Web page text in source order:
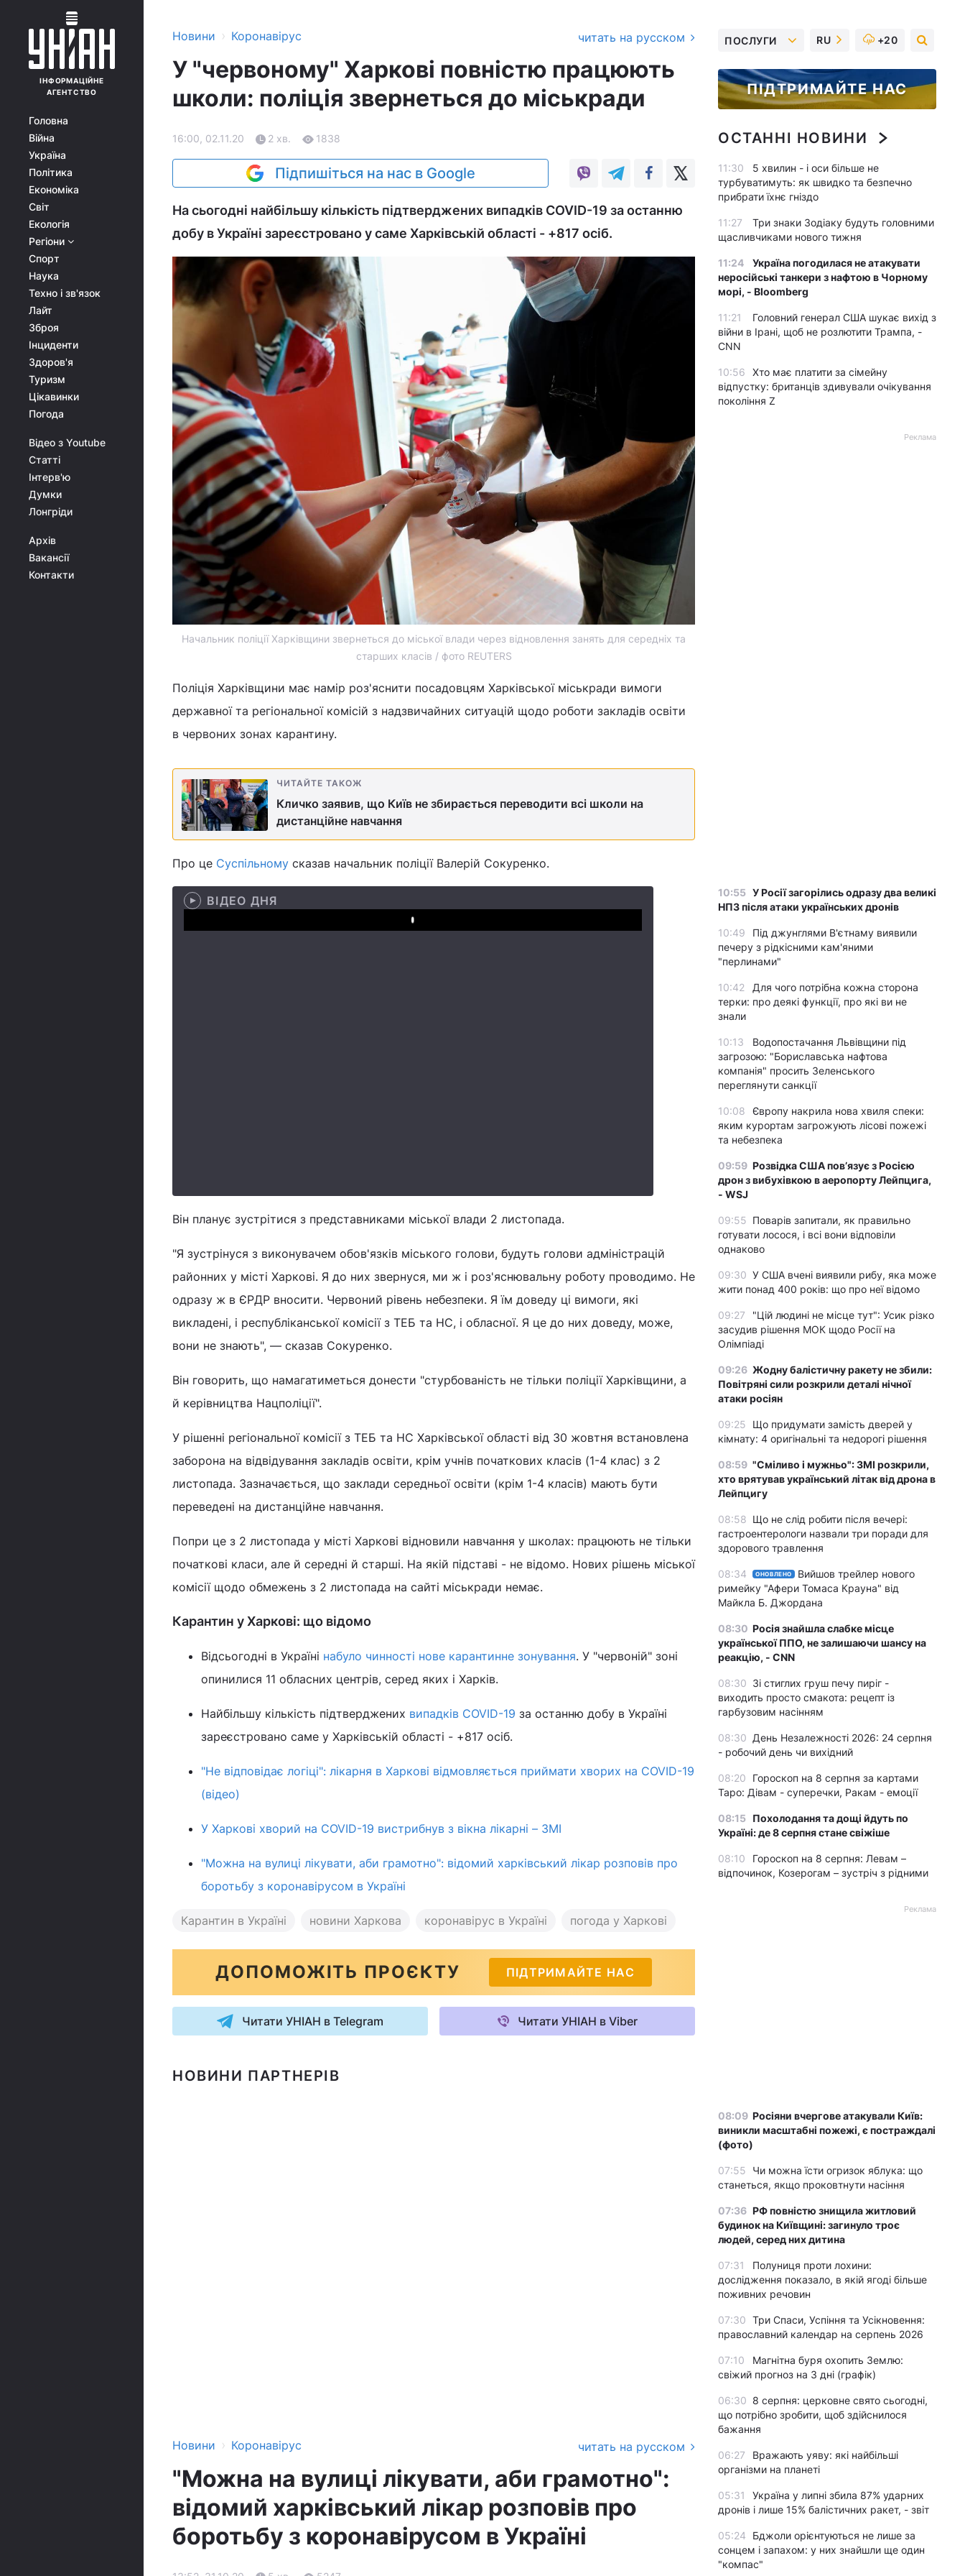
ІНФОРМАЦІЙНЕ
АГЕНТСТВО
Головна
Війна
Україна
Політика
Економіка
Світ
Екологія
Регіони
Спорт
Наука
Техно і зв'язок
Лайт
Зброя
Інциденти
Здоров'я
Туризм
Цікавинки
Погода
Відео з Youtube
Статті
Інтерв'ю
Думки
Лонгріди
Архів
Вакансії
Контакти
Новини › Коронавірус читать на русском
У "червоному" Харкові повністю працюють
школи: поліція звернеться до міськради
16:00, 02.11.20 2 хв. 1838
Підпишіться на нас в Google
На сьогодні найбільшу кількість підтверджених випадків COVID-19 за останню
добу в Україні зареєстровано у саме Харківській області - +817 осіб.
Начальник поліції Харківщини звернеться до міської влади через відновлення занять для середніх та
старших класів / фото REUTERS
Поліція Харківщини має намір роз'яснити посадовцям Харківської міськради вимоги
державної та регіональної комісій з надзвичайних ситуацій щодо роботи закладів освіти
в червоних зонах карантину.
ЧИТАЙТЕ ТАКОЖ
Кличко заявив, що Київ не збирається переводити всі школи на
дистанційне навчання
Про це Суспільному сказав начальник поліції Валерій Сокуренко.
ВІДЕО ДНЯ
Play
Він планує зустрітися з представниками міської влади 2 листопада.
"Я зустрінуся з виконувачем обов'язків міського голови, будуть голови адміністрацій
районних у місті Харкові. Я до них звернуся, ми ж і роз'яснювальну роботу проводимо. Не
одразу ж в ЄРДР вносити. Червоний рівень небезпеки. Я їм доведу ці вимоги, які
викладені, і республіканської комісії з ТЕБ та НС, і обласної. Я це до них доведу, може,
вони не знають", — сказав Сокуренко.
Він говорить, що намагатиметься донести "стурбованість не тільки поліції Харківщини, а
й керівництва Нацполіції".
У рішенні регіональної комісії з ТЕБ та НС Харківської області від 30 жовтня встановлена
заборона на відвідування закладів освіти, крім учнів початкових класів (1-4 клас) з 2
листопада. Зазначається, що заклади середньої освіти (крім 1-4 класів) мають бути
переведені на дистанційне навчання.
Попри це з 2 листопада у місті Харкові відновили навчання у школах: працюють не тільки
початкові класи, але й середні й старші. На якій підставі - не відомо. Нових рішень міської
комісії щодо обмежень з 2 листопада на сайті міськради немає.
Карантин у Харкові: що відомо
Відсьогодні в Україні набуло чинності нове карантинне зонування. У "червоній" зоні
опинилися 11 обласних центрів, серед яких і Харків.
Найбільшу кількість підтверджених випадків COVID-19 за останню добу в Україні
зареєстровано саме у Харківській області - +817 осіб.
"Не відповідає логіці": лікарня в Харкові відмовляється приймати хворих на COVID-19
(відео)
У Харкові хворий на COVID-19 вистрибнув з вікна лікарні – ЗМІ
"Можна на вулиці лікувати, аби грамотно": відомий харківський лікар розповів про
боротьбу з коронавірусом в Україні
Карантин в Україні новини Харкова коронавірус в Україні погода у Харкові
ДОПОМОЖІТЬ ПРОЄКТУ ПІДТРИМАЙТЕ НАС
Читати УНІАН в Telegram Читати УНІАН в Viber
НОВИНИ ПАРТНЕРІВ
Новини › Коронавірус читать на русском
"Можна на вулиці лікувати, аби грамотно":
відомий харківський лікар розповів про
боротьбу з коронавірусом в Україні
ПОСЛУГИ RU +20
ПІДТРИМАЙТЕ НАС
ОСТАННІ НОВИНИ
11:30
5 хвилин - і оси більше не
турбуватимуть: як швидко та безпечно
прибрати їхнє гніздо
11:27
Три знаки Зодіаку будуть головними
щасливчиками нового тижня
11:24
Україна погодилася не атакувати
неросійські танкери з нафтою в Чорному
морі, - Bloomberg
11:21
Головний генерал США шукає вихід з
війни в Ірані, щоб не розлютити Трампа, -
CNN
10:56
Хто має платити за сімейну
відпустку: британців здивували очікування
покоління Z
Реклама
10:55 У Росії загорілись одразу два великі
НПЗ після атаки українських дронів
10:49
Під джунглями В'єтнаму виявили
печеру з рідкісними кам'яними
"перлинами"
10:42
Для чого потрібна кожна сторона
терки: про деякі функції, про які ви не
знали
10:13
Водопостачання Львівщини під
загрозою: "Бориславська нафтова
компанія" просить Зеленського
переглянути санкції
10:08
Європу накрила нова хвиля спеки:
яким курортам загрожують лісові пожежі
та небезпека
09:59 Розвідка США пов’язує з Росією
дрон з вибухівкою в аеропорту Лейпцига,
- WSJ
09:55 Поварів запитали, як правильно
готувати лосося, і всі вони відповіли
однаково
09:30 У США вчені виявили рибу, яка може
жити понад 400 років: що про неї відомо
09:27
"Цій людині не місце тут": Усик різко
засудив рішення МОК щодо Росії на
Олімпіаді
09:26 Жодну балістичну ракету не збили:
Повітряні сили розкрили деталі нічної
атаки росіян
09:25
Що придумати замість дверей у
кімнату: 4 оригінальні та недорогі рішення
08:59 "Сміливо і мужньо": ЗМІ розкрили,
хто врятував український літак від дрона в
Лейпцигу
08:58 Що не слід робити після вечері:
гастроентерологи назвали три поради для
здорового травлення
08:34 ОНОВЛЕНО
Вийшов трейлер нового
римейку "Афери Томаса Крауна" від
Майкла Б. Джордана
08:30 Росія знайшла слабке місце
української ППО, не залишаючи шансу на
реакцію, - CNN
08:30 Зі стиглих груш печу пиріг -
виходить просто смакота: рецепт із
гарбузовим насінням
08:30 День Незалежності 2026: 24 серпня
- робочий день чи вихідний
08:20
Гороскоп на 8 серпня за картами
Таро: Дівам - суперечки, Ракам - емоції
08:15 Похолодання та дощі йдуть по
Україні: де 8 серпня стане свіжіше
08:10
Гороскоп на 8 серпня: Левам –
відпочинок, Козерогам – зустріч з рідними
Реклама
08:09 Росіяни вчергове атакували Київ:
виникли масштабні пожежі, є постраждалі
(фото)
07:55
Чи можна їсти огризок яблука: що
станеться, якщо проковтнути насіння
07:36 РФ повністю знищила житловий
будинок на Київщині: загинуло троє
людей, серед них дитина
07:31
Полуниця проти лохини:
дослідження показало, в якій ягоді більше
поживних речовин
07:30 Три Спаси, Успіння та Усікновення:
православний календар на серпень 2026
07:10
Магнітна буря охопить Землю:
свіжий прогноз на 3 дні (графік)
06:30 8 серпня: церковне свято сьогодні,
що потрібно зробити, щоб здійснилося
бажання
06:27
Вражають уяву: які найбільші
організми на планеті
05:31
Україна у липні збила 87% ударних
дронів і лише 15% балістичних ракет, - звіт
05:24
Бджоли орієнтуються не лише за
сонцем і запахом: у них знайшли ще один
"компас"